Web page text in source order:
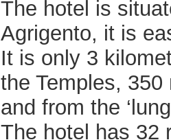
The hotel is
Agrigento, it is
It is only 3
the Temples,
and from the
The hotel has 32